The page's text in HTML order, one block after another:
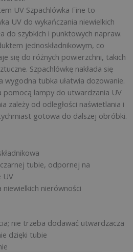
UV Szpachlówka Fine to
UV do wykańczania niewielkich
do szybkich i punktowych napraw.
jednoskładnikowym, co
się do różnych powierzchni, takich
Szpachlówkę nakłada się
wygodna tubka ułatwia dozowanie.
pomocą lampy do utwardzania UV
zależy od odległości naświetlania i
gotowa do dalszej obróbki.
tubie, odpornej na
UV
niewielkich nierówności
nie trzeba dodawać utwardzacza
dzięki tubie